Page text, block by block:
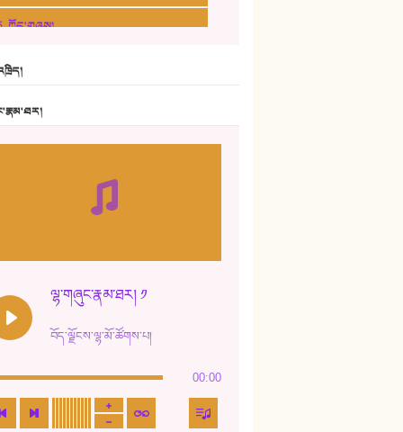
ཀོང་གཞས།
ཆོལ་གསུམ་བྲོ་གཞས། - སྒྲོན་གསལ།
13. ཆུང་འདྲིས། - ཟླ་སྒྲོན།
ཤམ་པ་ལ་ཡི་སྲས་མོ།
ལྷ་གཞུང་རྣམ་ཐར། ༡
བོད་ལྗོངས་ལྷ་མོ་ཚོགས་པ།
00:00